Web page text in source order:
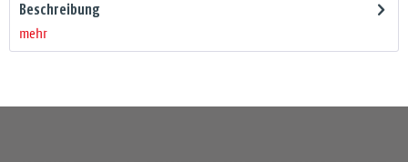
Beschreibung
mehr